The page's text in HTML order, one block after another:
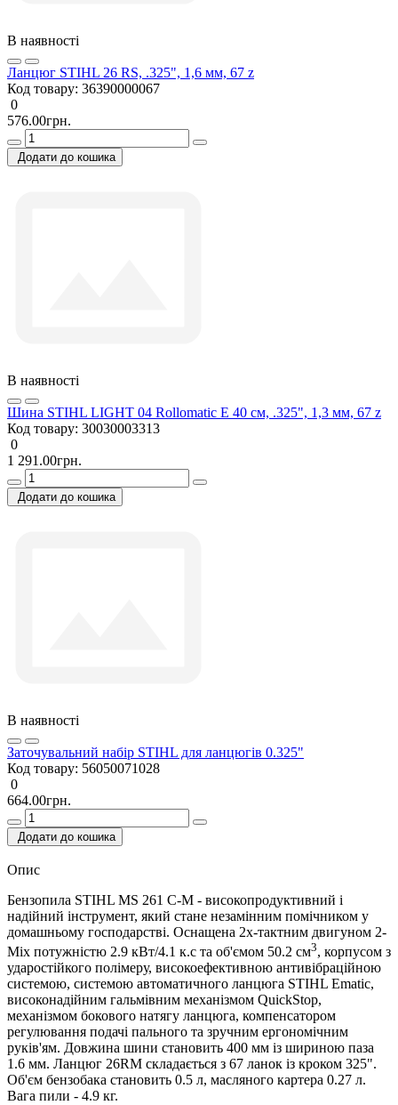
В наявності
Ланцюг STIHL 26 RS, .325", 1,6 мм, 67 z
Код товару: 36390000067
0
576.00грн.
Додати до кошика
В наявності
Шина STIHL LIGHT 04 Rollomatic E 40 см, .325", 1,3 мм, 67 z
Код товару: 30030003313
0
1 291.00грн.
Додати до кошика
В наявності
Заточувальний набір STIHL для ланцюгів 0.325"
Код товару: 56050071028
0
664.00грн.
Додати до кошика
Опис
Бензопила STIHL MS 261 C-М - високопродуктивний і
надійний інструмент, який стане незамінним помічником у
домашньому господарстві. Оснащена 2х-тактним двигуном 2-
Mix потужністю 2.9 кВт/4.1 к.с та об'ємом 50.2 см3, корпусом з
ударостійкого полімеру, високоефективною антивібраційною
системою, системою автоматичного ланцюга STIHL Ematic,
високонадійним гальмівним механізмом QuickStop,
механізмом бокового натягу ланцюга, компенсатором
регулювання подачі пального та зручним ергономічним
руків'ям. Довжина шини становить 400 мм із шириною паза
1.6 мм. Ланцюг 26RM складається з 67 ланок із кроком 325".
Об'єм бензобака становить 0.5 л, масляного картера 0.27 л.
Вага пили - 4.9 кг.